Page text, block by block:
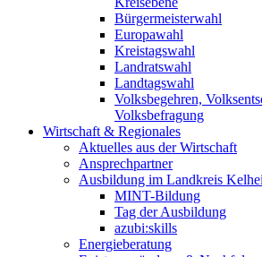
Bürgermeisterwahl
Europawahl
Kreistagswahl
Landratswahl
Landtagswahl
Volksbegehren,
Volksbefragung
Wirtschaft & Regionales
Aktuelles aus der Wirtschaft
Ansprechpartner
Ausbildung im Landkreis
MINT-Bildung
Tag der Ausbildung
azubi:skills
Energieberatung